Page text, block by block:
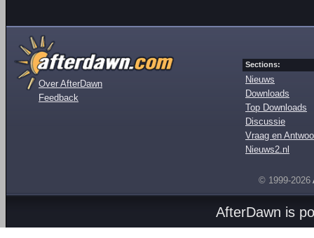
Over AfterDawn
Feedback
Sections:
Nieuws
Downloads
Top Downloads
Discussie
Vraag en
Nieuws2.nl
© 1999-2026
AfterDawn is